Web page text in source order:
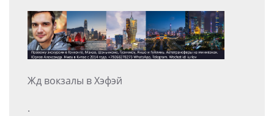
Жд вокзалы в Хэфэй
.